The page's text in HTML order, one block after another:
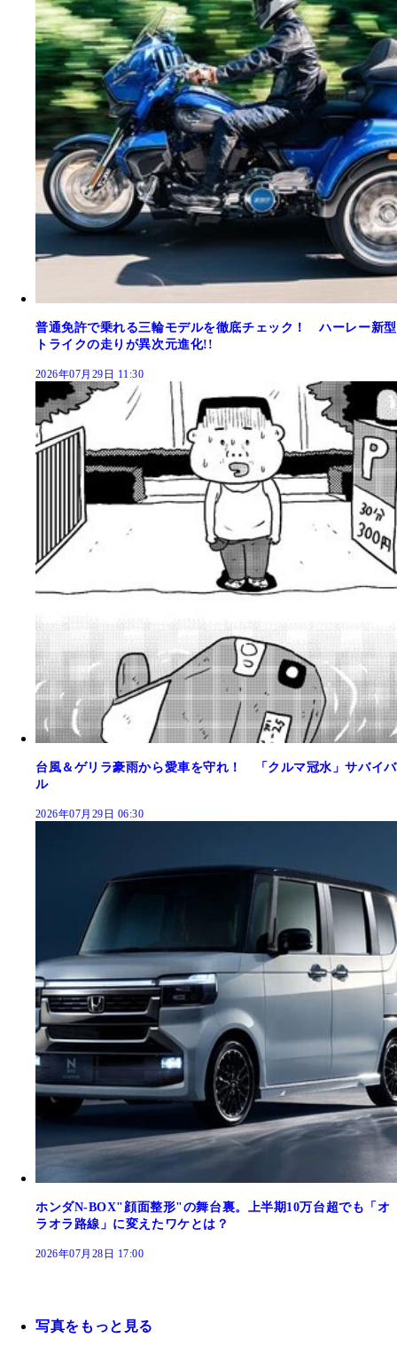
普通免許で乗れる三輪モデルを徹底チェック！ ハーレー新型
トライクの走りが異次元進化!!
2026年07月29日 11:30
台風＆ゲリラ豪雨から愛車を守れ！ 「クルマ冠水」サバイバ
ル
2026年07月29日 06:30
ホンダN-BOX"顔面整形"の舞台裏。上半期10万台超でも「オ
ラオラ路線」に変えたワケとは？
2026年07月28日 17:00
写真をもっと見る